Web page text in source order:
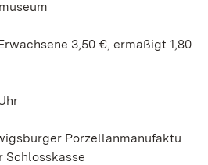
3,50 €, ermäßigt 1,80
Porzellanmanufaktu
Schlosskasse